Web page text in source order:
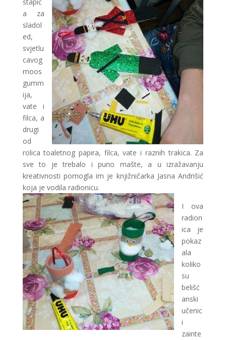
a za
sladol
ed,
svjetlu
cavog
moos
gumm
ija,
vate i
filca, a
drugi
od
rolica toaletnog papira, filca, vate i raznih trakica. Za
sve to je trebalo i puno mašte, a u izražavanju
kreativnosti pomogla im je knjižničarka Jasna Andrišić
koja je vodila radionicu.
I ova
radion
ica je
pokaz
ala
koliko
su
belišć
anski
učenic
i
zainte